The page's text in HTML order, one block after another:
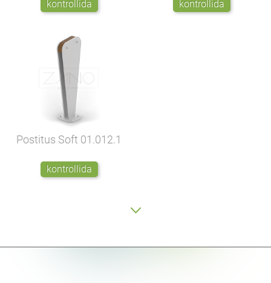
kontrollida kontrollida
Postitus Soft 01.012.1
kontrollida